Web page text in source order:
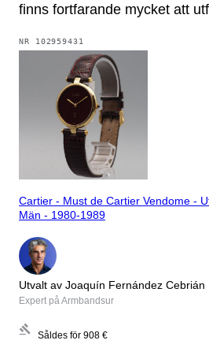
finns fortfarande mycket att
NR 102959431
Cartier - Must de Cartier Vendome -
Män - 1980-1989
Utvalt av Joaquín Fernández Cebrián
Expert på Armbandsur
Såldes för 908 €